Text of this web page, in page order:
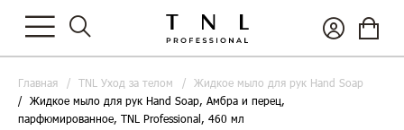
Главная TNL Уход за телом
Жидкое мыло для рук Hand Soap
Жидкое мыло для рук Hand Soap, Амбра и перец,
парфюмированное, TNL Professional, 460 мл